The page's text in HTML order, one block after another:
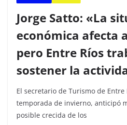
Jorge Satto: «La
económica afecta
pero Entre Ríos
sostener la
El secretario de Turismo de Entre
temporada de invierno, anticipó
posible crecida de los